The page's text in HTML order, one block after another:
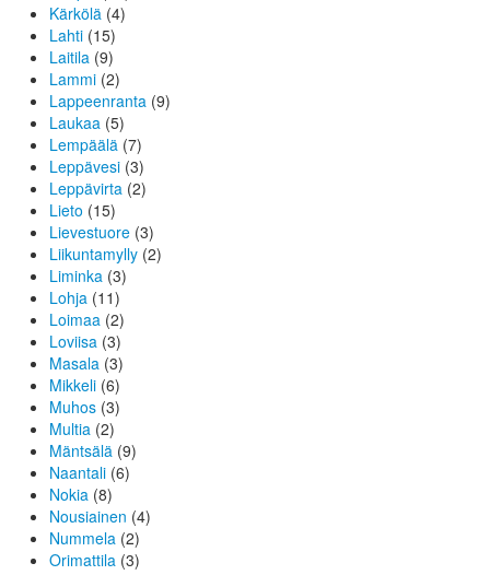
Kärkölä (4)
Lahti (15)
Laitila (9)
Lammi (2)
Lappeenranta (9)
Laukaa (5)
Lempäälä (7)
Leppävesi (3)
Leppävirta (2)
Lieto (15)
Lievestuore (3)
Liikuntamylly (2)
Liminka (3)
Lohja (11)
Loimaa (2)
Loviisa (3)
Masala (3)
Mikkeli (6)
Muhos (3)
Multia (2)
Mäntsälä (9)
Naantali (6)
Nokia (8)
Nousiainen (4)
Nummela (2)
Orimattila (3)